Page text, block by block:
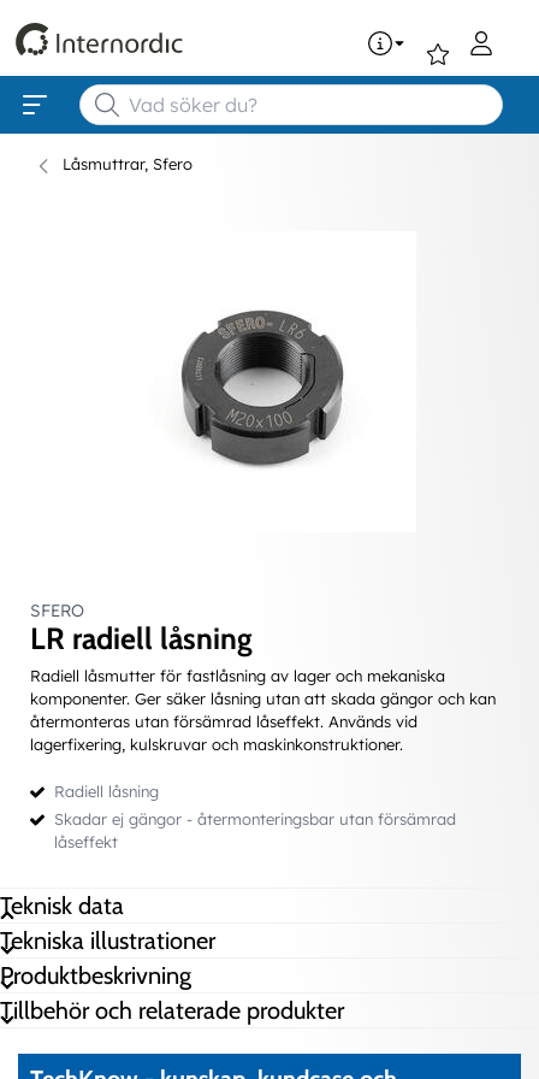
Låsmuttrar, Sfero
SFERO
LR radiell låsning
Radiell låsmutter för fastlåsning av lager och mekaniska
komponenter. Ger säker låsning utan att skada gängor och kan
återmonteras utan försämrad låseffekt. Används vid
lagerfixering, kulskruvar och maskinkonstruktioner.
Radiell låsning
Skadar ej gängor - återmonteringsbar utan försämrad
låseffekt
Lås och reglermutter, radiell låsning
Teknisk data
b+h
Bredd C
12 mm
Gänga
12x1
Tekniska illustrationer
Produktbeskrivning
Tillbehör och relaterade produkter